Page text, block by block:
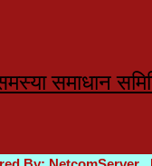
समाधान